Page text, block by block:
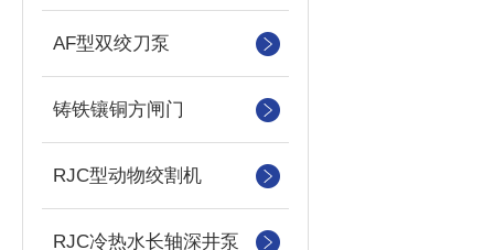
AF型双绞刀泵
铸铁镶铜方闸门
RJC型动物绞割机
RJC冷热水长轴深井泵